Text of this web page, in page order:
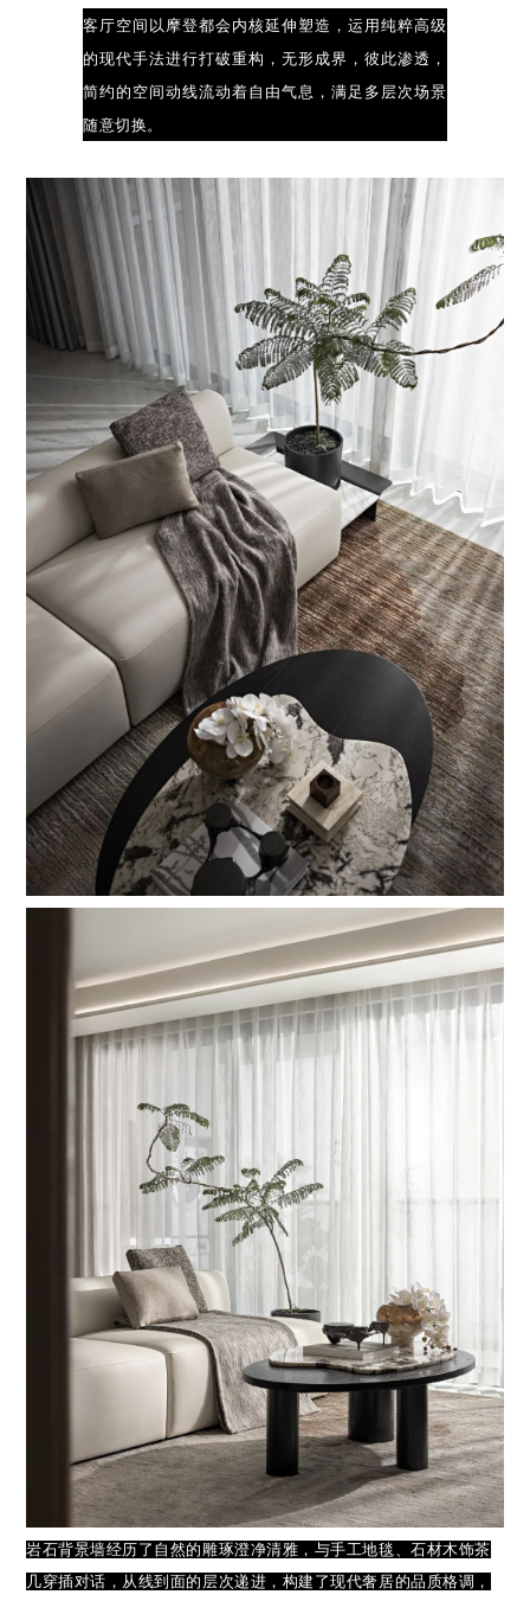
客厅空间以摩登都会内核延伸塑造，运用纯粹高级
的现代手法进行打破重构，无形成界，彼此渗透，
简约的空间动线流动着自由气息，满足多层次场景
随意切换。
岩石背景墙经历了自然的雕琢澄净清雅，与手工地毯、石材木饰茶
几穿插对话，从线到面的层次递进，构建了现代奢居的品质格调，